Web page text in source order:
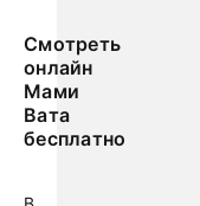
Смотреть
онлайн
Мами
Вата
бесплатно